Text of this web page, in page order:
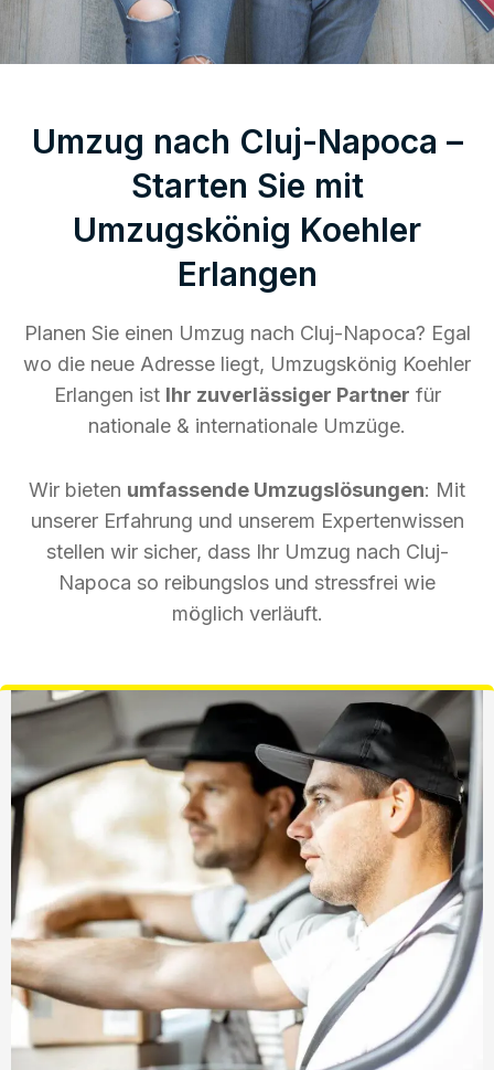
Umzug nach Cluj-Napoca –
Starten Sie mit
Umzugskönig Koehler
Erlangen
Planen Sie einen Umzug nach Cluj-Napoca? Egal
wo die neue Adresse liegt, Umzugskönig Koehler
Erlangen ist Ihr zuverlässiger Partner für
nationale & internationale Umzüge.
Wir bieten umfassende Umzugslösungen: Mit
unserer Erfahrung und unserem Expertenwissen
stellen wir sicher, dass Ihr Umzug nach Cluj-
Napoca so reibungslos und stressfrei wie
möglich verläuft.